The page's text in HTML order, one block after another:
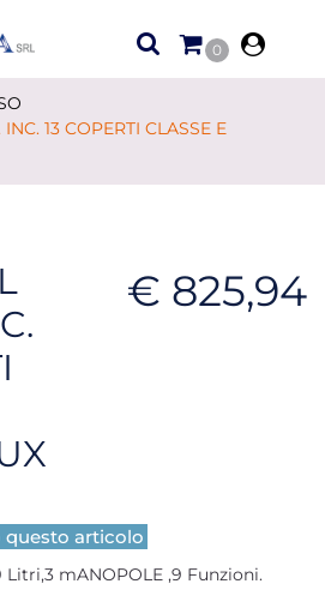
0
13 COPERTI CLASSE E
€ 825,94
questo articolo
mANOPOLE ,9 Funzioni.